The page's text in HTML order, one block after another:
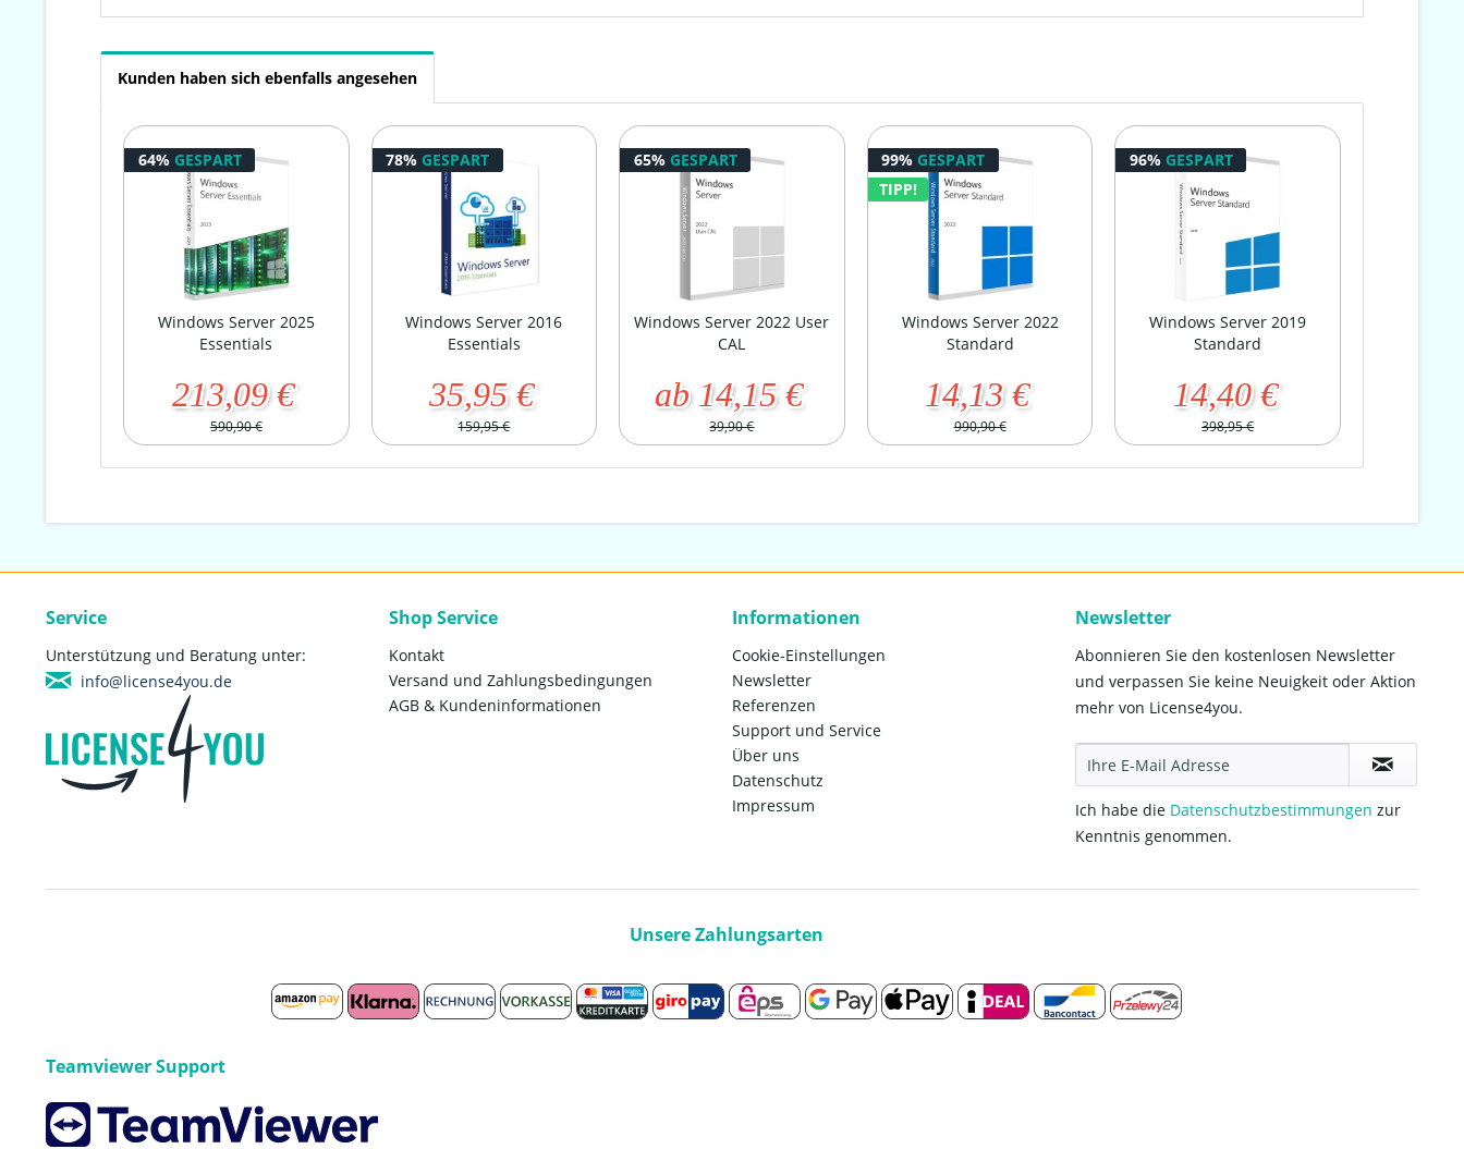
Kunden haben sich ebenfalls angesehen
64% GESPART
Windows Server 2025
Essentials
213,09 €
590,90 €
78% GESPART
Windows Server 2016
Essentials
35,95 €
159,95 €
65% GESPART
Windows Server 2022 User
CAL
ab 14,15 €
39,90 €
99% GESPART
TIPP!
Windows Server 2022
Standard
14,13 €
990,90 €
96% GESPART
Windows Server 2019
Standard
14,40 €
398,95 €
Service
Unterstützung und Beratung unter:
info@license4you.de
Shop Service
Kontakt
Versand und Zahlungsbedingungen
AGB & Kundeninformationen
Informationen
Cookie-Einstellungen
Newsletter
Referenzen
Support und Service
Über uns
Datenschutz
Impressum
Newsletter
Abonnieren Sie den kostenlosen Newsletter
und verpassen Sie keine Neuigkeit oder Aktion
mehr von License4you.
Ich habe die Datenschutzbestimmungen zur
Kenntnis genommen.
Unsere Zahlungsarten
Teamviewer Support